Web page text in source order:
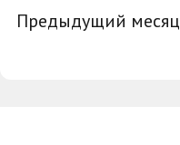
Предыдущий месяц